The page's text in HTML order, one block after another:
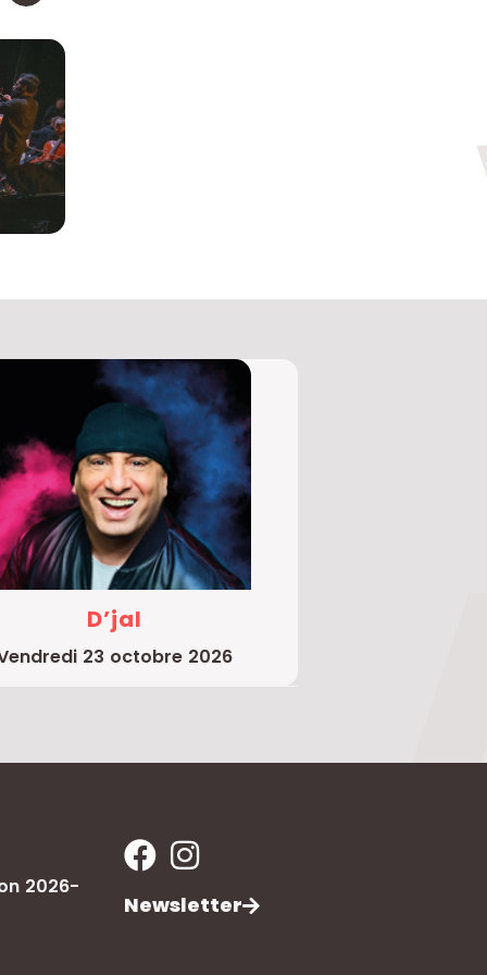
D’jal
vendredi 23 octobre 2026
2026-
Newsletter